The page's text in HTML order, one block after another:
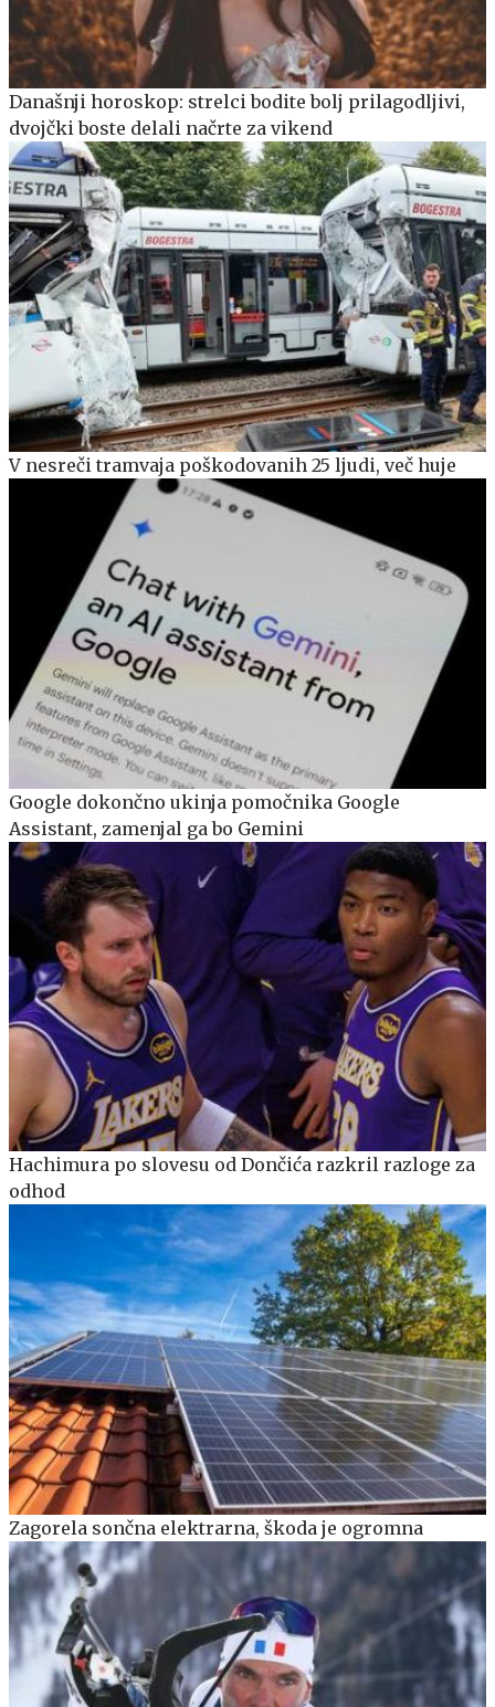
Današnji horoskop: strelci bodite bolj prilagodljivi,
dvojčki boste delali načrte za vikend
V nesreči tramvaja poškodovanih 25 ljudi, več huje
Google dokončno ukinja pomočnika Google
Assistant, zamenjal ga bo Gemini
Hachimura po slovesu od Dončića razkril razloge za
odhod
Zagorela sončna elektrarna, škoda je ogromna